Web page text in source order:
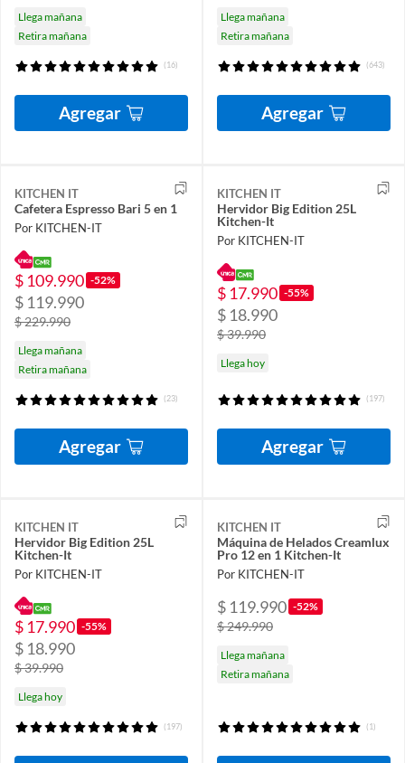
Llega mañana
Retira mañana
(16)
Agregar
Llega mañana
Retira mañana
(643)
Agregar
KITCHEN IT
Cafetera Espresso Bari 5 en 1
Por KITCHEN-IT
$ 109.990 -52%
$ 119.990
$ 229.990
Llega mañana
Retira mañana
(23)
Agregar
KITCHEN IT
Hervidor Big Edition 25L
Kitchen-It
Por KITCHEN-IT
$ 17.990 -55%
$ 18.990
$ 39.990
Llega hoy
(197)
Agregar
KITCHEN IT
Hervidor Big Edition 25L
Kitchen-It
Por KITCHEN-IT
$ 17.990 -55%
$ 18.990
$ 39.990
Llega hoy
(197)
KITCHEN IT
Máquina de Helados Creamlux
Pro 12 en 1 Kitchen-It
Por KITCHEN-IT
$ 119.990 -52%
$ 249.990
Llega mañana
Retira mañana
(1)